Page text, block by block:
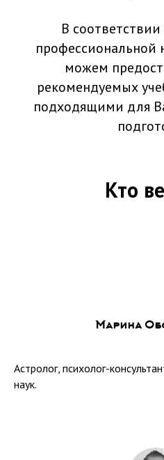
В
профессиональной
можем
рекомендуемых
подходящими для
Кто
Марина
Астролог, психолог-
наук.